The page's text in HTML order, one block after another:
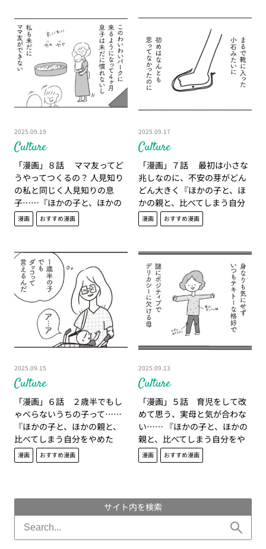
Culture
2025.09.19
「漫画」８話 ママ友ってど
うやってつくるの？ 人見知り
の私と同じく人見知りの息
子……『ほかの子と、ほかの
親と、比べてしまう自分をや
めたい』
漫画 おすすめ漫画
Culture
2025.09.17
「漫画」７話 最初は小さな
兆しなのに、不安の芽がどん
どん大きく『ほかの子と、ほ
かの親と、比べてしまう自分
をやめたい』
漫画 おすすめ漫画
Culture
2025.09.15
「漫画」６話 ２歳半でもし
ゃべらないうちの子って……
『ほかの子と、ほかの親と、
比べてしまう自分をやめた
い』
漫画 おすすめ漫画
Culture
2025.09.13
「漫画」５話 育児をして改
めて思う、実母と気が合わな
い…… 『ほかの子と、ほかの
親と、比べてしまう自分をや
めたい』
漫画 おすすめ漫画
サイト内を検索